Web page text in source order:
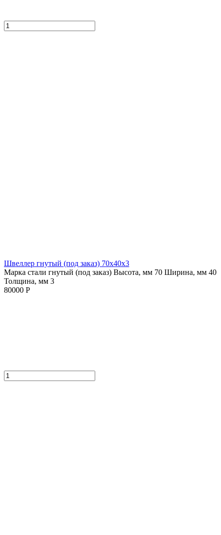
Швеллер гнутый (под заказ) 70х40х3
Марка стали гнутый (под заказ) Высота, мм 70 Ширина, мм 40
Толщина, мм 3
80000 Р